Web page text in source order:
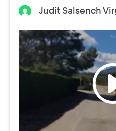
Judit Salsench